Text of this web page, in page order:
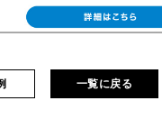
一覧に戻る